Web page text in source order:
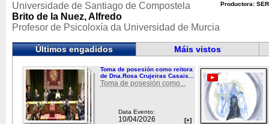
Productora:
Universidade de Santiago de Compostela
Brito de la Nuez, Alfredo
Profesor de Psicoloxía da Universidad de Murcia
Últimos engadidos Máis vistos
Toma de posesión como reitora
de Dna.Rosa Crujeiras Casais...
Toma de posesión como...
Data Evento:
10/04/2026 [+]